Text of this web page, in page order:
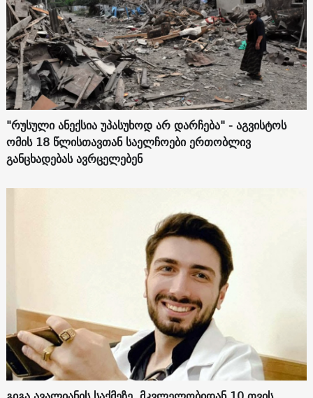
"რუსული ანექსია უპასუხოდ არ დარჩება" - აგვისტოს
ომის 18 წლისთავთან საელჩოები ერთობლივ
განცხადებას ავრცელებენ